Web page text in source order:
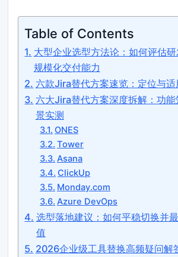
Table of Contents
大型企业选型方法论：如何评估
规模化交付能力
六款Jira替代方案速览：定位与适
六大Jira替代方案深度拆解：功
景实测
ONES
Tower
Asana
ClickUp
Monday.com
Azure DevOps
选型落地建议：如何平稳切换并
值
2026企业级工具替换高频疑问解